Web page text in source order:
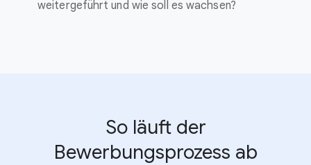
weitergeführt und wie soll es wachsen?
So läuft der
Bewerbungsprozess ab